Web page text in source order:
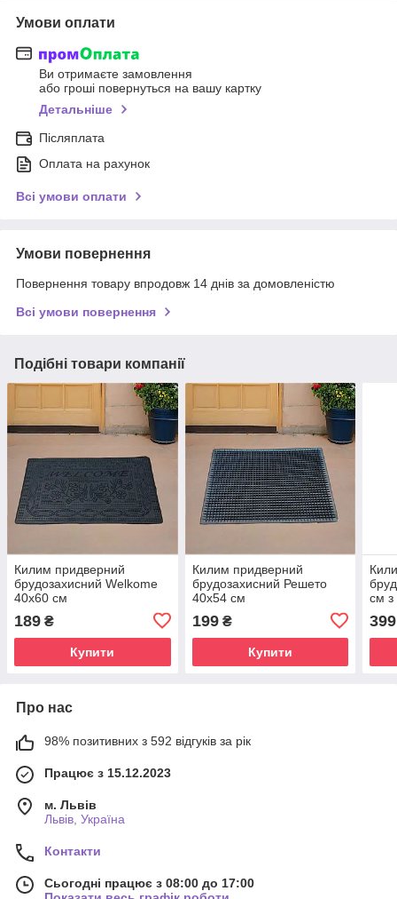
Умови оплати
Ви отримаєте замовлення
або гроші повернуться на вашу картку
Детальніше
Післяплата
Оплата на рахунок
Всі умови оплати
Умови повернення
Повернення товару впродовж 14 днів за домовленістю
Всі умови повернення
Подібні товари компанії
Килим придверний
брудозахисний Welkome
40х60 см
189 ₴
Купити
Килим придверний
брудозахисний Решето
40х54 см
199₴
Купити
см з
399
Про нас
98% позитивних з 592 відгуків за рік
Працює з 15.12.2023
м. Львів
Львів, Україна
Контакти
Сьогодні працює з 08:00 до 17:00